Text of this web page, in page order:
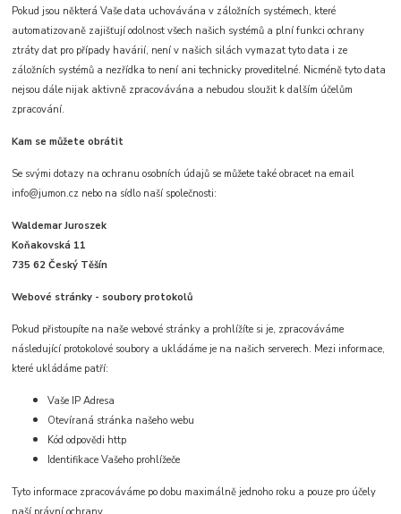
Pokud jsou některá Vaše data uchovávána v záložních systémech, které
automatizovaně zajišťují odolnost všech našich systémů a plní funkci ochrany
ztráty dat pro případy havárií, není v našich silách vymazat tyto data i ze
záložních systémů a nezřídka to není ani technicky proveditelné. Nicméně tyto data
nejsou dále nijak aktivně zpracovávána a nebudou sloužit k dalším účelům
zpracování.
Kam se můžete obrátit
Se svými dotazy na ochranu osobních údajů se můžete také obracet na email
info@jumon.cz nebo na sídlo naší společnosti:
Waldemar Juroszek
Koňakovská 11
735 62 Český Těšín
Webové stránky - soubory protokolů
Pokud přistoupíte na naše webové stránky a prohlížíte si je, zpracováváme
následující protokolové soubory a ukládáme je na našich serverech. Mezi informace,
které ukládáme patří:
Vaše IP Adresa
Otevíraná stránka našeho webu
Kód odpovědi http
Identifikace Vašeho prohlížeče
Tyto informace zpracováváme po dobu maximálně jednoho roku a pouze pro účely